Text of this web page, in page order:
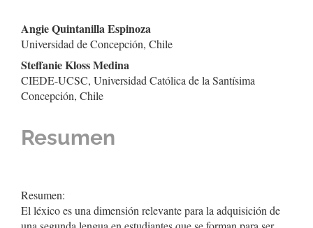
Contenido
principal
del
artículo
Angie Quintanilla Espinoza
Universidad de Concepción, Chile
Steffanie Kloss Medina
CIEDE-UCSC, Universidad Católica de la Santísima
Concepción, Chile
Resumen
Resumen:
El léxico es una dimensión relevante para la adquisición de